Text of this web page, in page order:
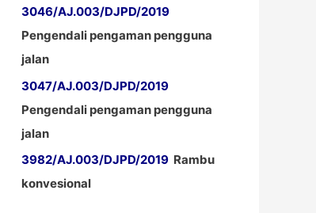
3046/AJ.003/DJPD/2019
Pengendali pengaman pengguna
jalan
3047/AJ.003/DJPD/2019
Pengendali pengaman pengguna
jalan
3982/AJ.003/DJPD/2019 Rambu
konvesional